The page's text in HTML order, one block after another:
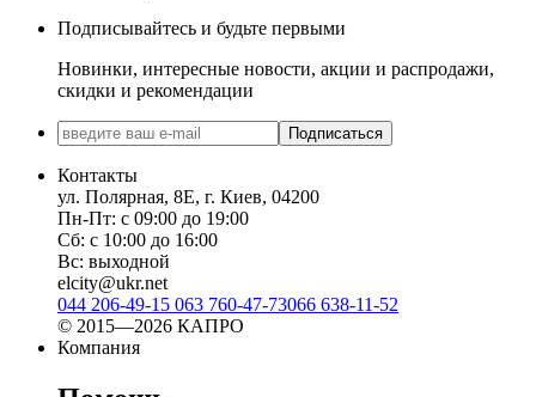
Подписывайтесь и будьте первыми
Новинки, интересные новости, акции и распродажи,
скидки и рекомендации
Подписаться
Контакты
ул. Полярная, 8Е, г. Киев, 04200
Пн-Пт: с 09:00 до 19:00
Сб: с 10:00 до 16:00
Вс: выходной
elcity@ukr.net
044 206-49-15 063 760-47-73066 638-11-52
© 2015—2026 КАПРО
Компания